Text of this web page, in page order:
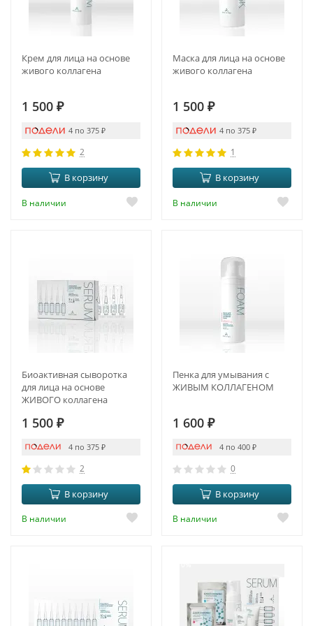
Крем для лица на основе
живого коллагена
1 500 ₽
4 по 375 ₽
2
В корзину
В наличии
Маска для лица на основе
живого коллагена
1 500 ₽
4 по 375 ₽
1
В корзину
В наличии
Биоактивная сыворотка
для лица на основе
ЖИВОГО коллагена
1 500 ₽
4 по 375 ₽
2
В корзину
В наличии
Пенка для умывания с
ЖИВЫМ КОЛЛАГЕНОМ
1 600 ₽
4 по 400 ₽
0
В корзину
В наличии